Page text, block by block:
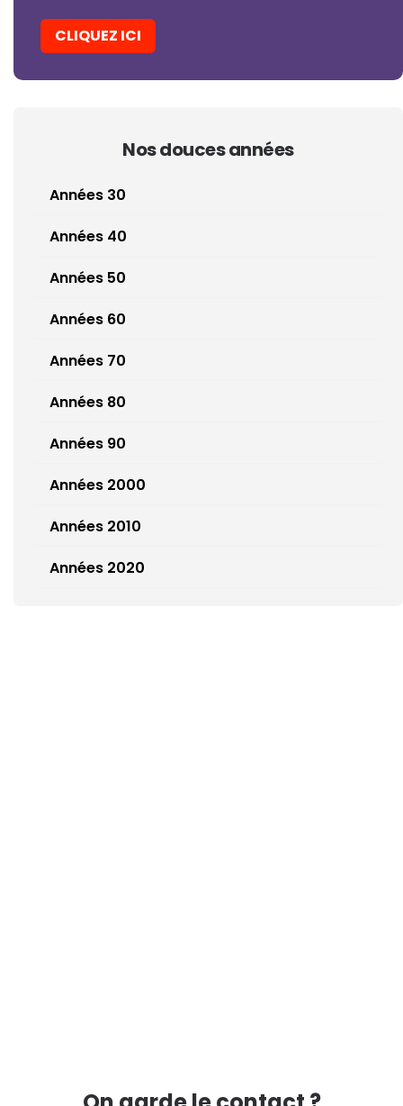
CLIQUEZ ICI
Nos douces années
Années 30
Années 40
Années 50
Années 60
Années 70
Années 80
Années 90
Années 2000
Années 2010
Années 2020